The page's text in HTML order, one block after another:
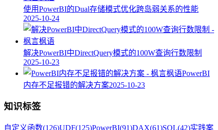
使用PowerBI的Dual存储模式优化跨岛弱关系的性能
2025-10-24
解决PowerBI中DirectQuery模式的100W查询行数限制
2025-10-23
PowerBI
内存不足报错的解决方案2025-10-23
知识标签
自定义函数(126)UDF(125)PowerBI(91)DAX(61)SQL(42)实践案